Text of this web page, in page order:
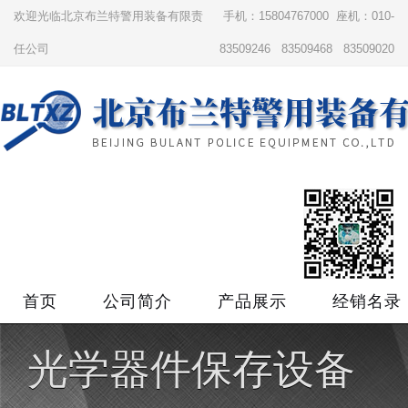
欢迎光临北京布兰特警用装备有限责
任公司
手机：15804767000 座机：010-
83509246 83509468 83509020
首页 公司简介 产品展示 经销名录
光学器件保存设备